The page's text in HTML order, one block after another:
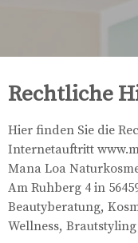
Rechtliche
Hier finden Sie die
Internetauftritt
Mana Loa
Am Ruhberg 4 in
Beautyberatung,
Wellness,